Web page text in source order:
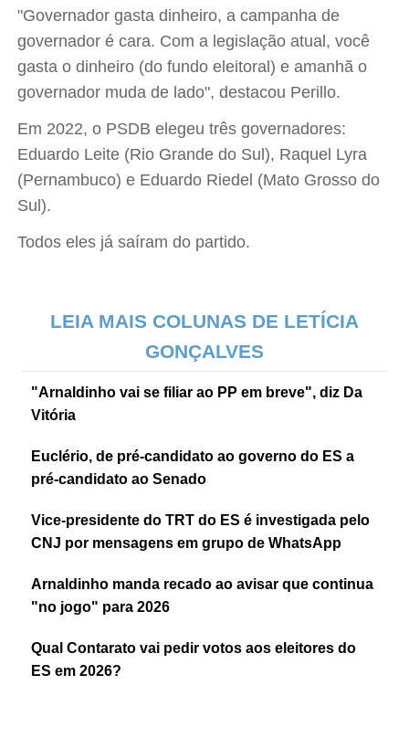
"Governador gasta dinheiro, a campanha de
governador é cara. Com a legislação atual, você
gasta o dinheiro (do fundo eleitoral) e amanhã o
governador muda de lado", destacou Perillo.
Em 2022, o PSDB elegeu três governadores:
Eduardo Leite (Rio Grande do Sul), Raquel Lyra
(Pernambuco) e Eduardo Riedel (Mato Grosso do
Sul).
Todos eles já saíram do partido.
LEIA MAIS COLUNAS DE LETÍCIA
GONÇALVES
"Arnaldinho vai se filiar ao PP em breve", diz Da
Vitória
Euclério, de pré-candidato ao governo do ES a
pré-candidato ao Senado
Vice-presidente do TRT do ES é investigada pelo
CNJ por mensagens em grupo de WhatsApp
Arnaldinho manda recado ao avisar que continua
"no jogo" para 2026
Qual Contarato vai pedir votos aos eleitores do
ES em 2026?